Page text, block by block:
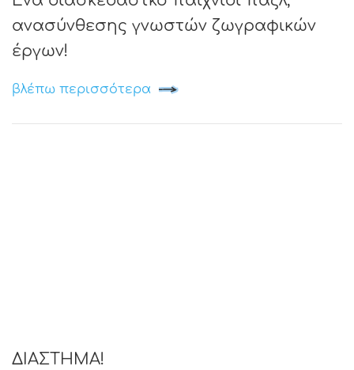
ανασύνθεσης γνωστών ζωγραφικών
έργων!
βλέπω περισσότερα
ΔΙΑΣΤΗΜΑ!